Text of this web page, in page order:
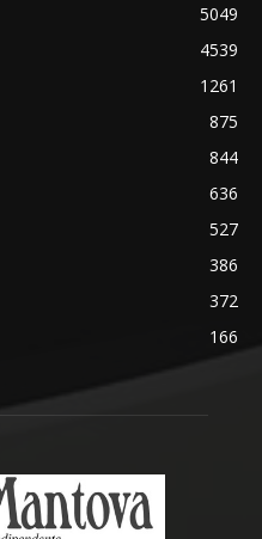
5049
4539
1261
875
844
636
527
386
372
166